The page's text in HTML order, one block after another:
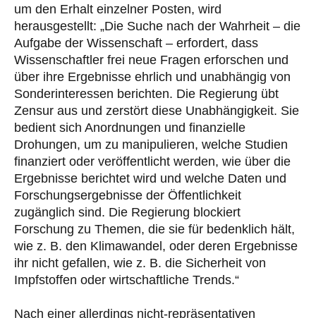
um den Erhalt einzelner Posten, wird
herausgestellt: „Die Suche nach der Wahrheit – die
Aufgabe der Wissenschaft – erfordert, dass
Wissenschaftler frei neue Fragen erforschen und
über ihre Ergebnisse ehrlich und unabhängig von
Sonderinteressen berichten. Die Regierung übt
Zensur aus und zerstört diese Unabhängigkeit. Sie
bedient sich Anordnungen und finanzielle
Drohungen, um zu manipulieren, welche Studien
finanziert oder veröffentlicht werden, wie über die
Ergebnisse berichtet wird und welche Daten und
Forschungsergebnisse der Öffentlichkeit
zugänglich sind. Die Regierung blockiert
Forschung zu Themen, die sie für bedenklich hält,
wie z. B. den Klimawandel, oder deren Ergebnisse
ihr nicht gefallen, wie z. B. die Sicherheit von
Impfstoffen oder wirtschaftliche Trends.“
Nach einer allerdings nicht-repräsentativen